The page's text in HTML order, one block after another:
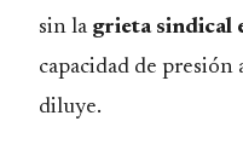
sin la grieta sindical
capacidad de
diluye.